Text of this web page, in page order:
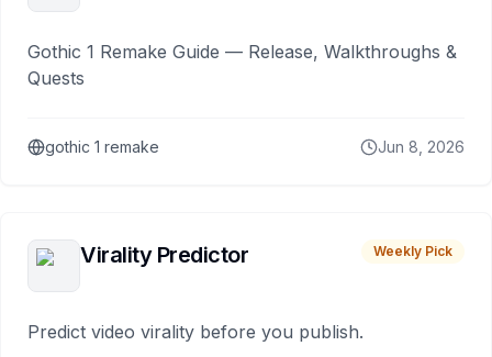
Gothic 1 Remake Guide — Release, Walkthroughs &
Quests
gothic 1 remake Jun 8, 2026
Virality Predictor Weekly Pick
Predict video virality before you publish.